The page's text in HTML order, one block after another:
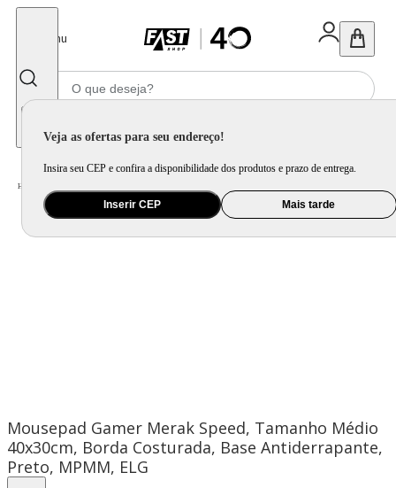
Menu
Veja as ofertas para seu endereço!
Insira seu CEP e confira a disponibilidade dos produtos e prazo de entrega.
Inserir CEP Mais tarde
Home
Mousepad Gamer Merak Speed, Tamanho Médio
40x30cm, Borda Costurada, Base Antiderrapante,
Preto, MPMM, ELG